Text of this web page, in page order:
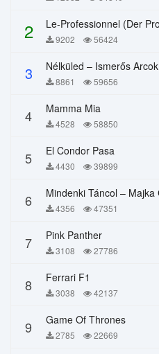
2 9202 56424
3 Nélküled – Ismerős Arcok
8861 59656
4 Mamma Mia
4528 58850
5 El Condor Pasa
4430 39899
6 4356 47351
7 Pink Panther
3108 27786
8 Ferrari F1
3038 42137
9 Game Of Thrones
2785 22669